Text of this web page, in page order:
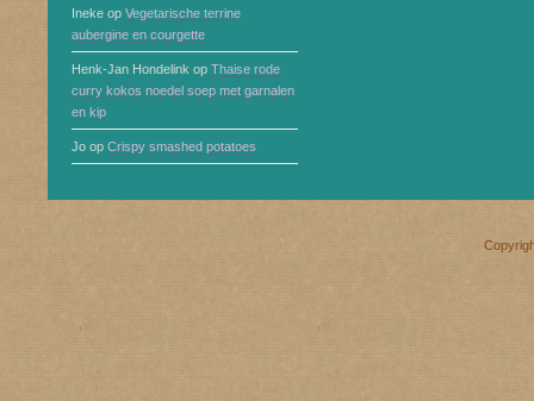
Ineke op Vegetarische terrine
aubergine en courgette
Henk-Jan Hondelink op Thaise rode
curry kokos noedel soep met garnalen
en kip
Jo op Crispy smashed potatoes